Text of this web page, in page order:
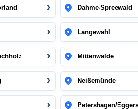
Dahme-Spreewald
Langewahl
Mittenwalde
Neißemünde
Petershagen/